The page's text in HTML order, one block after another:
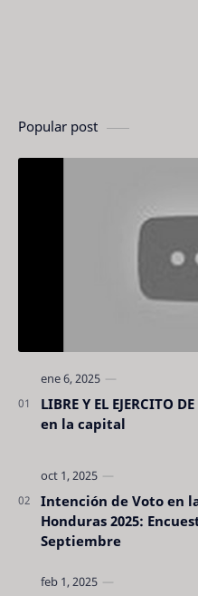
Popular post
LIBRE Y EL EJERCITO
en la capital
Intención de Voto en
Honduras 2025:
Septiembre